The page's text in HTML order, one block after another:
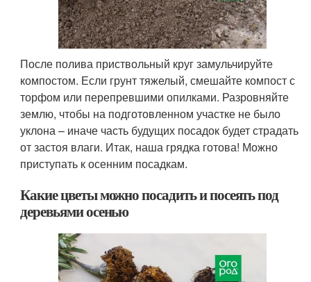
После полива приствольный круг замульчируйте
компостом. Если грунт тяжелый, смешайте компост с
торфом или перепревшими опилками. Разровняйте
землю, чтобы на подготовленном участке не было
уклона – иначе часть будущих посадок будет страдать
от застоя влаги. Итак, наша грядка готова! Можно
приступать к осенним посадкам.
Какие цветы можно посадить и посеять под
деревьями осенью